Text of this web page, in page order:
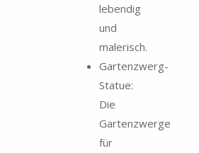
lebendig
und
malerisch.
Gartenzwerg-
Statue:
Die
Gartenzwerge
für